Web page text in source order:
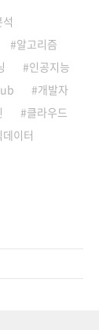
알고리즘
인공지능
개발자
클라우드
데이터